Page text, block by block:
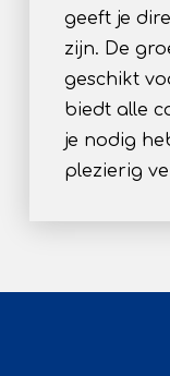
geeft je
zijn. De
geschikt
biedt alle
je nodig
plezierig